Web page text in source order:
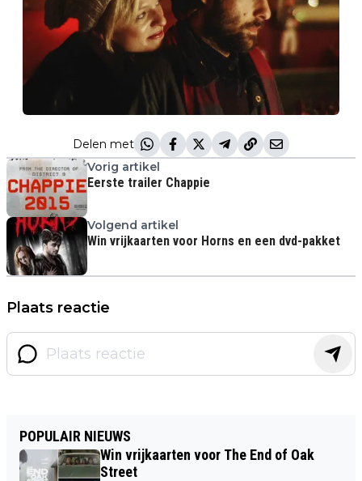
Delen met
Vorig artikel
Eerste trailer Chappie
Volgend artikel
Win vrijkaarten voor Horns en een dvd-pakket
Plaats reactie
POPULAIR NIEUWS
Win vrijkaarten voor The End of Oak
Street